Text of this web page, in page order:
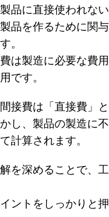
品に直接使われな
品を作るために関
。
は製造に必要な費
です。
接費は「直接費」
し、製品の製造に
計算されます。
を深めることで、
ントをしっかりと